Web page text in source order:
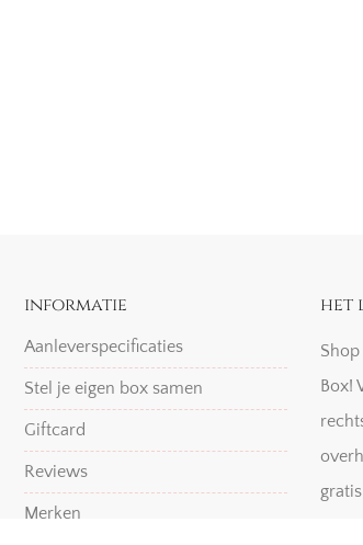
informatie
Aanleverspecificaties
Stel je eigen box samen
Giftcard
Reviews
Merken
het
Box!